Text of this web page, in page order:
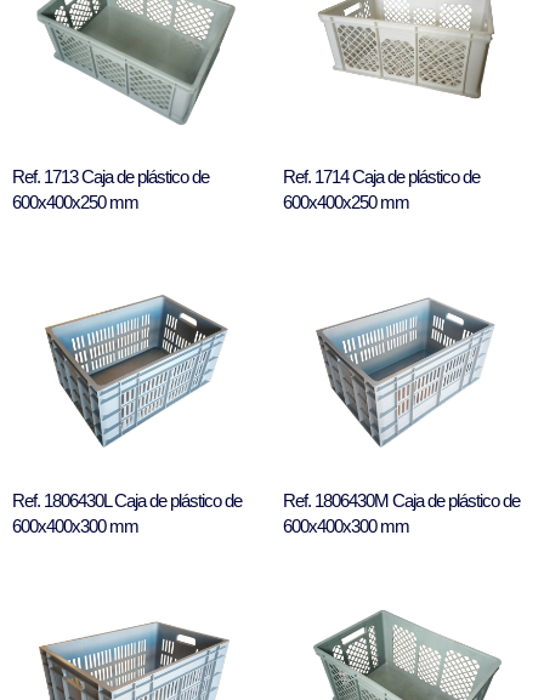
Ref. 1713 Caja de plástico de
600x400x250 mm
Ref. 1714 Caja de plástico de
600x400x250 mm
Ref. 1806430L Caja de plástico de
600x400x300 mm
Ref. 1806430M Caja de plástico de
600x400x300 mm